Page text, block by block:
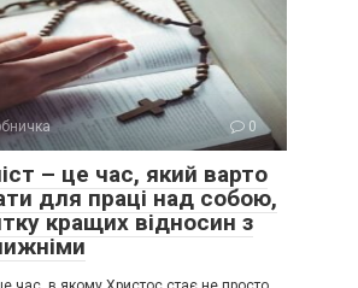
0
– це час, який варто
для праці над собою,
кращих відносин з